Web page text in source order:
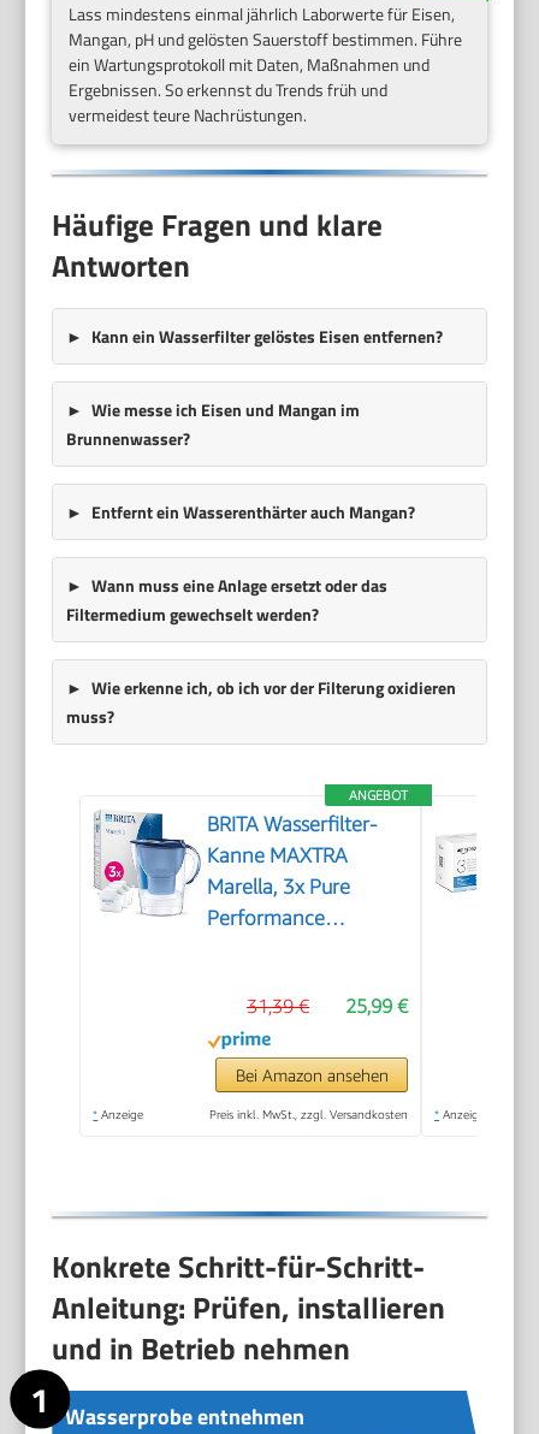
Lass mindestens einmal jährlich Laborwerte für Eisen,
Mangan, pH und gelösten Sauerstoff bestimmen. Führe
ein Wartungsprotokoll mit Daten, Maßnahmen und
Ergebnissen. So erkennst du Trends früh und
vermeidest teure Nachrüstungen.
Häufige Fragen und klare
Antworten
Kann ein Wasserfilter gelöstes Eisen entfernen?
Wie messe ich Eisen und Mangan im
Brunnenwasser?
Entfernt ein Wasserenthärter auch Mangan?
Wann muss eine Anlage ersetzt oder das
Filtermedium gewechselt werden?
Wie erkenne ich, ob ich vor der Filterung oxidieren
muss?
ANGEBOT
BRITA Wasserfilter-
Kanne MAXTRA
Marella, 3x Pure
Performance
25,99 €
31,39 €
Bei Amazon ansehen
* Anzeige Preis inkl. MwSt., zzgl. Versandkosten * Anzeige
Konkrete Schritt-für-Schritt-
Anleitung: Prüfen, installieren
und in Betrieb nehmen
Wasserprobe entnehmen